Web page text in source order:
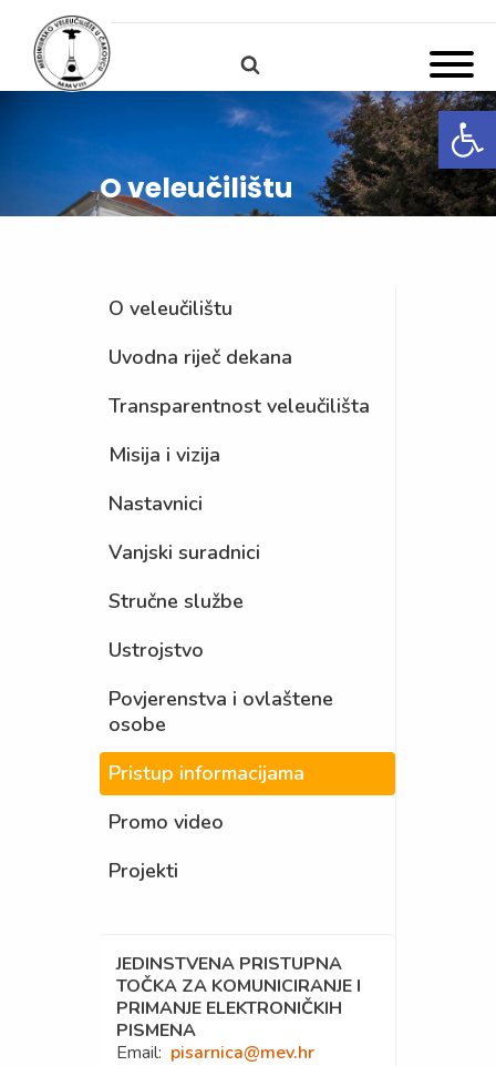
O veleučilištu
O veleučilištu
Uvodna riječ dekana
Transparentnost veleučilišta
Misija i vizija
Nastavnici
Vanjski suradnici
Stručne službe
Ustrojstvo
Povjerenstva i ovlaštene
osobe
Pristup informacijama
Promo video
Projekti
JEDINSTVENA PRISTUPNA
TOČKA ZA KOMUNICIRANJE I
PRIMANJE ELEKTRONIČKIH
PISMENA
Email: pisarnica@mev.hr